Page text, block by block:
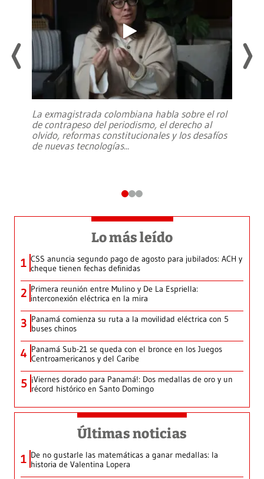
La exmagistrada colombiana habla sobre el rol
de contrapeso del periodismo, el derecho al
olvido, reformas constitucionales y los desafíos
de nuevas tecnologías...
Lo más leído
1 CSS anuncia segundo pago de agosto para jubilados: ACH y
cheque tienen fechas definidas
2 Primera reunión entre Mulino y De La Espriella:
interconexión eléctrica en la mira
3 Panamá comienza su ruta a la movilidad eléctrica con 5
buses chinos
4 Panamá Sub-21 se queda con el bronce en los Juegos
Centroamericanos y del Caribe
5 ¡Viernes dorado para Panamá!: Dos medallas de oro y un
récord histórico en Santo Domingo
Últimas noticias
1 De no gustarle las matemáticas a ganar medallas: la
historia de Valentina Lopera